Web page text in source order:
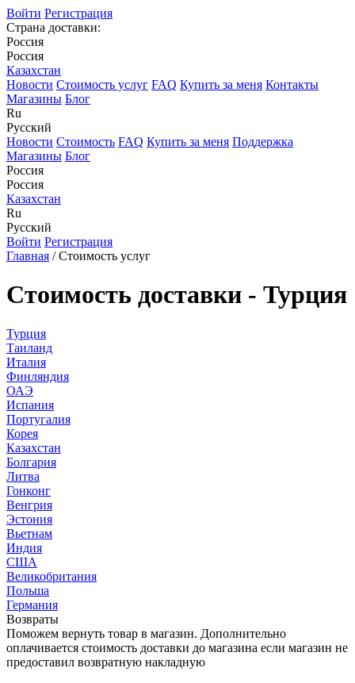
Войти Регистрация
Страна доставки:
Россия
Россия
Казахстан
Новости Стоимость услуг FAQ Купить за меня Контакты
Магазины Блог
Ru
Русский
Новости Стоимость FAQ Купить за меня Поддержка
Магазины Блог
Россия
Россия
Казахстан
Ru
Русский
Войти Регистрация
Главная / Стоимость услуг
Стоимость доставки - Турция
Турция
Таиланд
Италия
Финляндия
ОАЭ
Испания
Португалия
Корея
Казахстан
Болгария
Литва
Гонконг
Венгрия
Эстония
Вьетнам
Индия
США
Великобритания
Польша
Германия
Возвраты
Поможем вернуть товар в магазин. Дополнительно
оплачивается стоимость доставки до магазина если магазин не
предоставил возвратную накладную